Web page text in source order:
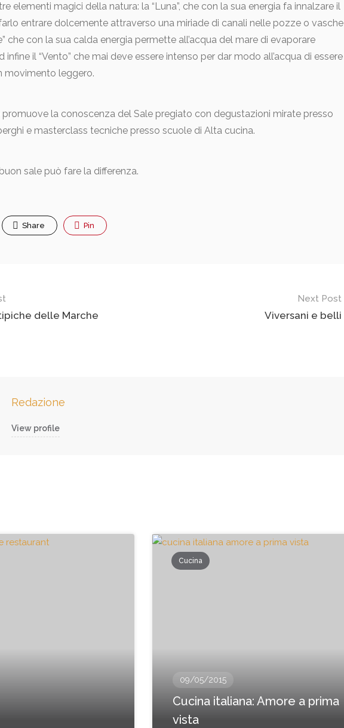
elementi magici della natura: la “Luna”, che con la sua energia fa innalzare il
entrare dolcemente attraverso una miriade di canali nelle pozze o vasche
che con la sua calda energia permette all’acqua del mare di evaporare
infine il “Vento” che mai deve essere intenso per dar modo all’acqua di essere
movimento leggero.
promuove la conoscenza del Sale pregiato con degustazioni mirate presso
e masterclass tecniche presso scuole di Alta cucina.
sale può fare la differenza.
Share Pin
delle Marche
Next Post
Viversani e belli
Redazione
View profile
Cucina
09/05/2015
Cucina italiana: Amore a prima
vista